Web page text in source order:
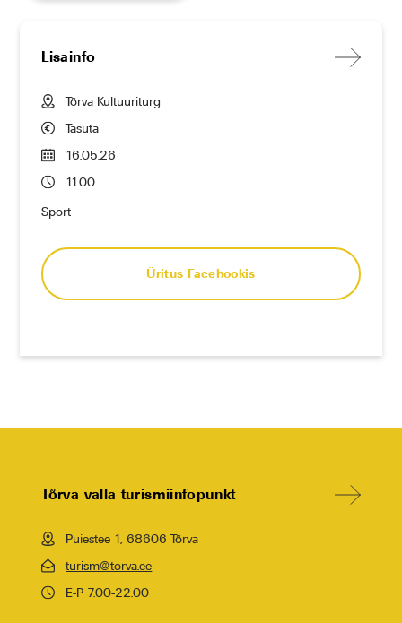
Lisainfo
Tõrva Kultuuriturg
Tasuta
16.05.26
11.00
Sport
Üritus Facebookis
Tõrva valla turismiinfopunkt
Puiestee 1, 68606 Tõrva
turism@torva.ee
E-P 7.00-22.00